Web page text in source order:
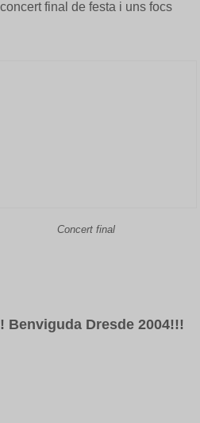
final de festa i uns focs
Concert final
Benviguda Dresde 2004!!!